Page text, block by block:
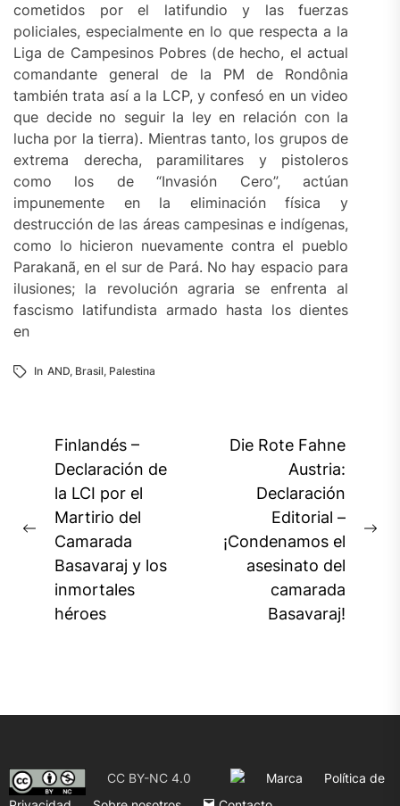
cometidos por el latifundio y las fuerzas
policiales, especialmente en lo que respecta a la
Liga de Campesinos Pobres (de hecho, el actual
comandante general de la PM de Rondônia
también trata así a la LCP, y confesó en un video
que decide no seguir la ley en relación con la
lucha por la tierra). Mientras tanto, los grupos de
extrema derecha, paramilitares y pistoleros
como los de “Invasión Cero”, actúan
impunemente en la eliminación física y
destrucción de las áreas campesinas e indígenas,
como lo hicieron nuevamente contra el pueblo
Parakanã, en el sur de Pará. No hay espacio para
ilusiones; la revolución agraria se enfrenta al
fascismo latifundista armado hasta los dientes
en
In AND, Brasil, Palestina
Navegación
entradas
Previous
post:
Finlandés –
Declaración de
la LCI por el
Martirio del
Camarada
Basavaraj y los
inmortales
héroes
Die Rote Fahne
Austria:
Declaración
Editorial –
¡Condenamos el
asesinato del
camarada
Basavaraj!
CC BY-NC 4.0 Marca
Política de